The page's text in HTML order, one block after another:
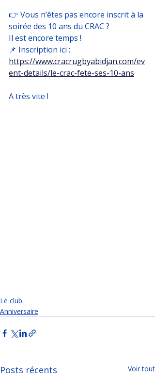
👉 Vous n’êtes pas encore inscrit à la
soirée des 10 ans du CRAC ?
Il est encore temps !
📌 Inscription ici :
https://www.cracrugbyabidjan.com/ev
ent-details/le-crac-fete-ses-10-ans
A très vite !
Le club
Anniversaire
Posts récents Voir tout